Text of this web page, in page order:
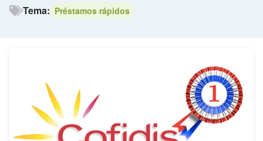
Tema: Préstamos rápidos